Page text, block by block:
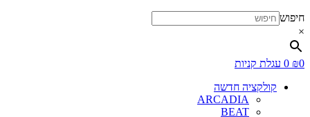
חיפוש
×
₪0
0 עגלת קניות
קולקציה חדשה
ARCADIA
BEAT